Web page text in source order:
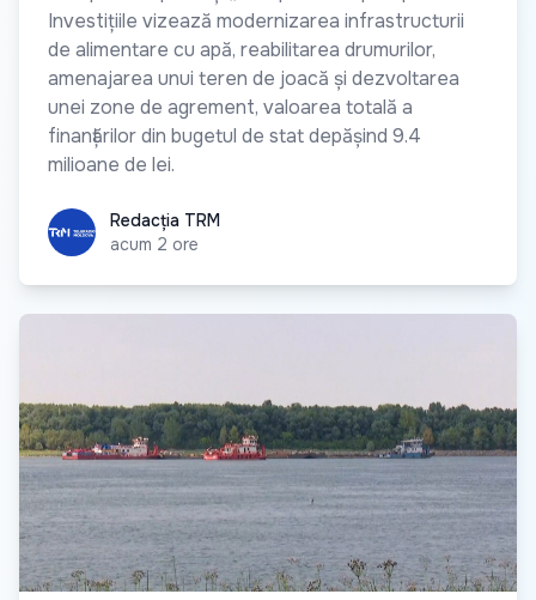
Investițiile vizează modernizarea infrastructurii
de alimentare cu apă, reabilitarea drumurilor,
amenajarea unui teren de joacă și dezvoltarea
unei zone de agrement, valoarea totală a
finanțărilor din bugetul de stat depășind 9.4
milioane de lei.
Redacția TRM
Redacția TRM
acum 2 ore